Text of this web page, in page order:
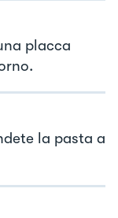
placca
la pasta a